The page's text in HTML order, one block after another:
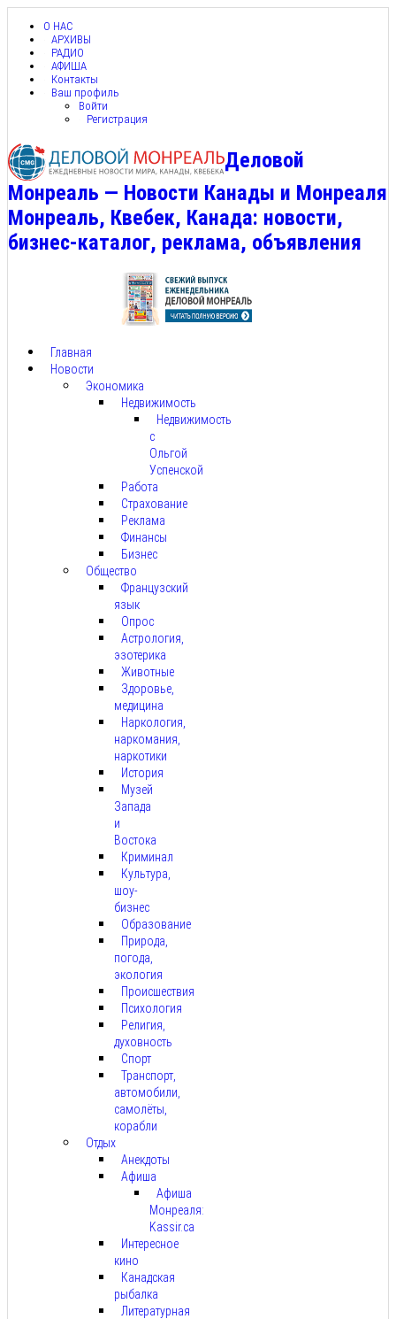
О НАС
АРХИВЫ
РАДИО
АФИША
Контакты
Ваш профиль
Войти
Регистрация
Деловой
Монреаль — Новости Канады и Монреаля
Монреаль, Квебек, Канада: новости,
бизнес-каталог, реклама, объявления
Главная
Новости
Экономика
Недвижимость
Недвижимость
с
Ольгой
Успенской
Работа
Страхование
Реклама
Финансы
Бизнес
Общество
Французский
язык
Опрос
Астрология,
эзотерика
Животные
Здоровье,
медицина
Наркология,
наркомания,
наркотики
История
Музей
Запада
и
Востока
Криминал
Культура,
шоу-
бизнес
Образование
Природа,
погода,
экология
Происшествия
Психология
Религия,
духовность
Спорт
Транспорт,
автомобили,
самолёты,
корабли
Отдых
Анекдоты
Афиша
Афиша
Монреаля:
Kassir.ca
Интересное
кино
Канадская
рыбалка
Литературная